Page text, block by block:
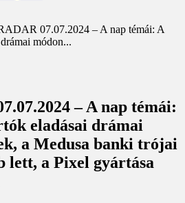
07.07.2024 – A nap témái: A
módon...
– A nap témái:
eladásai drámai
a Medusa banki trójai
lett, a Pixel gyártása